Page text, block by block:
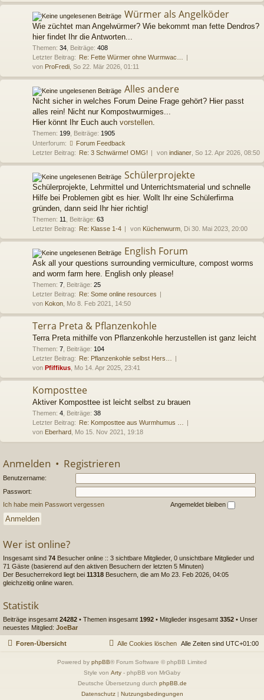
Würmer als Angelköder
Wie züchtet man Angelwürmer? Wie bekommt man fette Dendros?
hier findet Ihr die Antworten...
Themen: 34 Beiträge: 408
Letzter Beitrag: Re: Fette Würmer ohne Wurmwac…
von ProFredi , So 22. Mär 2026, 01:11
Alles andere
Nicht sicher in welches Forum Deine Frage gehört? Hier passt
alles rein! Nicht nur Kompostwurmiges...
Hier könnt Ihr Euch auch vorstellen.
Themen: 199 Beiträge: 1905
Unterforum:
Forum Feedback
Letzter Beitrag: Re: 3 Schwärme! OMG! von indianer , So 12. Apr 2026, 08:50
Schülerprojekte
Schülerprojekte, Lehrmittel und Unterrichtsmaterial und schnelle
Hilfe bei Problemen gibt es hier. Wollt Ihr eine Schülerfirma
gründen, dann seid Ihr hier richtig!
Themen: 11 Beiträge: 63
Letzter Beitrag: Re: Klasse 1-4 von Küchenwurm , Di 30. Mai 2023, 20:00
English Forum
Ask all your questions surrounding vermiculture, compost worms
and worm farm here. English only please!
Themen: 7 Beiträge: 25
Letzter Beitrag: Re: Some online resources
von Kokon , Mo 8. Feb 2021, 14:50
Terra Preta & Pflanzenkohle
Terra Preta mithilfe von Pflanzenkohle herzustellen ist ganz leicht
Themen: 7 Beiträge: 104
Letzter Beitrag: Re: Pflanzenkohle selbst Hers…
von Pfiffikus , Mo 14. Apr 2025, 23:41
Komposttee
Aktiver Komposttee ist leicht selbst zu brauen
Themen: 4 Beiträge: 38
Letzter Beitrag: Re: Komposttee aus Wurmhumus …
von Eberhard , Mo 15. Nov 2021, 19:18
Anmelden • Registrieren
Benutzername:
Passwort:
Ich habe mein Passwort vergessen
Angemeldet bleiben
Wer ist online?
Insgesamt sind 74 Besucher online :: 3 sichtbare Mitglieder, 0 unsichtbare Mitglieder und
71 Gäste (basierend auf den aktiven Besuchern der letzten 5 Minuten)
Der Besucherrekord liegt bei 11318 Besuchern, die am Mo 23. Feb 2026, 04:05
gleichzeitig online waren.
Statistik
Beiträge insgesamt 24282 • Themen insgesamt 1992 • Mitglieder insgesamt 3352 • Unser
neuestes Mitglied: JoeBar
Foren-Übersicht Alle Zeiten sind UTC+01:00
Alle Cookies löschen
Powered by phpBB® Forum Software © phpBB Limited
Style von Arty - phpBB von MrGaby
Deutsche Übersetzung durch phpBB.de
Datenschutz| Nutzungsbedingungen